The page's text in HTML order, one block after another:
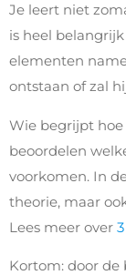
Je leert niet
is heel
elementen
ontstaan of zal
Wie begrijpt
beoordelen
voorkomen. In
theorie, maar
Lees meer over
Kortom: door de